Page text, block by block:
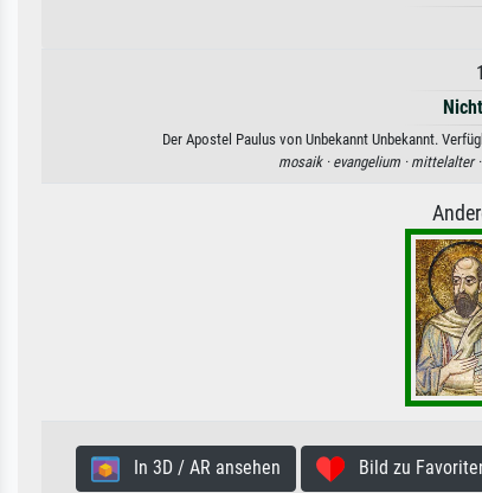
Der Apostel Paulus von Unbekannt Unbekannt.
mosaik · evangelium · mittelalter ·
In 3D / AR ansehen Bild zu